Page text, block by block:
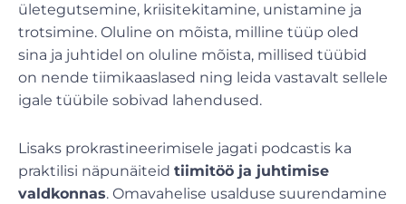
ületegutsemine, kriisitekitamine, unistamine ja
trotsimine. Oluline on mõista, milline tüüp oled
sina ja juhtidel on oluline mõista, millised tüübid
on nende tiimikaaslased ning leida vastavalt sellele
igale tüübile sobivad lahendused.
Lisaks prokrastineerimisele jagati podcastis ka
praktilisi näpunäiteid tiimitöö ja juhtimise
valdkonnas. Omavahelise usalduse suurendamine